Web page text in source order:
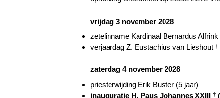
vrijdag 3 november 2028
zetelinname Kardinaal Bernardus Alfrink
verjaardag Z. Eustachius van Lieshout †
zaterdag 4 november 2028
priesterwijding Erik Buster (5 jaar)
inauguratie H. Paus Johannes XXIII †